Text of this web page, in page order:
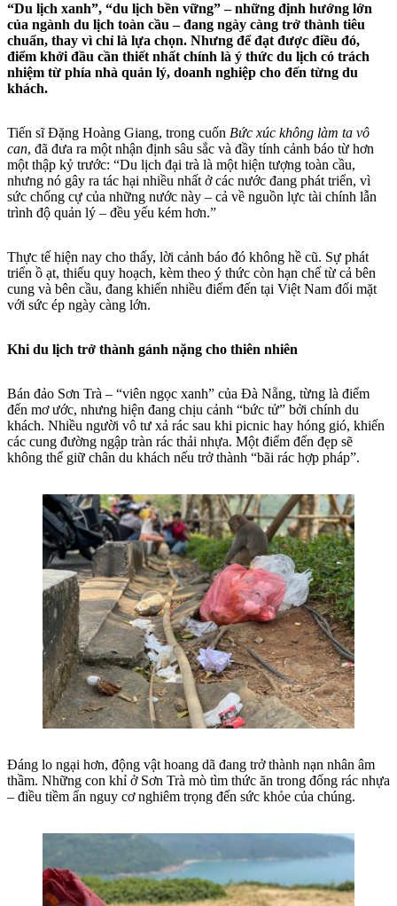
“Du lịch xanh”, “du lịch bền vững” – những định hướng lớn
của ngành du lịch toàn cầu – đang ngày càng trở thành tiêu
chuẩn, thay vì chỉ là lựa chọn. Nhưng để đạt được điều đó,
điểm khởi đầu cần thiết nhất chính là ý thức du lịch có trách
nhiệm từ phía nhà quản lý, doanh nghiệp cho đến từng du
khách.
Tiến sĩ Đặng Hoàng Giang, trong cuốn Bức xúc không làm ta vô
can, đã đưa ra một nhận định sâu sắc và đầy tính cảnh báo từ hơn
một thập kỷ trước: “Du lịch đại trà là một hiện tượng toàn cầu,
nhưng nó gây ra tác hại nhiều nhất ở các nước đang phát triển, vì
sức chống cự của những nước này – cả về nguồn lực tài chính lẫn
trình độ quản lý – đều yếu kém hơn.”
Thực tế hiện nay cho thấy, lời cảnh báo đó không hề cũ. Sự phát
triển ồ ạt, thiếu quy hoạch, kèm theo ý thức còn hạn chế từ cả bên
cung và bên cầu, đang khiến nhiều điểm đến tại Việt Nam đối mặt
với sức ép ngày càng lớn.
Khi du lịch trở thành gánh nặng cho thiên nhiên
Bán đảo Sơn Trà – “viên ngọc xanh” của Đà Nẵng, từng là điểm
đến mơ ước, nhưng hiện đang chịu cảnh “bức tử” bởi chính du
khách. Nhiều người vô tư xả rác sau khi picnic hay hóng gió, khiến
các cung đường ngập tràn rác thải nhựa. Một điểm đến đẹp sẽ
không thể giữ chân du khách nếu trở thành “bãi rác hợp pháp”.
Đáng lo ngại hơn, động vật hoang dã đang trở thành nạn nhân âm
thầm. Những con khỉ ở Sơn Trà mò tìm thức ăn trong đống rác nhựa
– điều tiềm ẩn nguy cơ nghiêm trọng đến sức khỏe của chúng.